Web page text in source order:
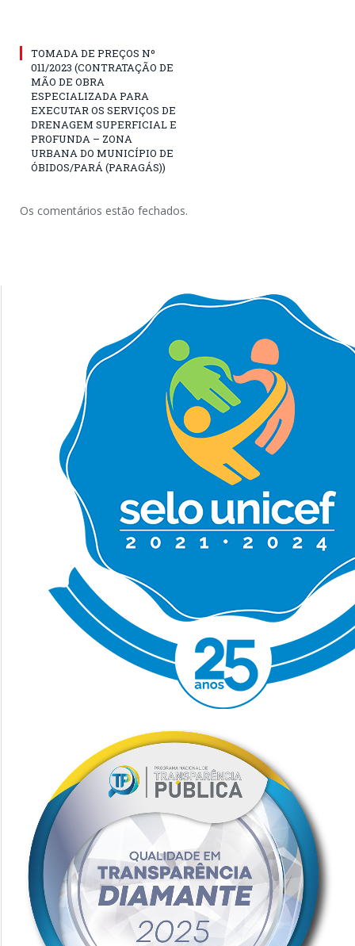
TOMADA DE PREÇOS Nº
011/2023 (CONTRATAÇÃO DE
MÃO DE OBRA
ESPECIALIZADA PARA
EXECUTAR OS SERVIÇOS DE
DRENAGEM SUPERFICIAL E
PROFUNDA – ZONA
URBANA DO MUNICÍPIO DE
ÓBIDOS/PARÁ (PARAGÁS))
Os comentários estão fechados.